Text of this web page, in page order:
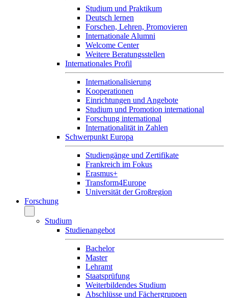
Studium und Praktikum
Deutsch lernen
Forschen, Lehren, Promovieren
Internationale Alumni
Welcome Center
Weitere Beratungsstellen
Internationales Profil
Internationalisierung
Kooperationen
Einrichtungen und Angebote
Studium und Promotion international
Forschung international
Internationalität in Zahlen
Schwerpunkt Europa
Studiengänge und Zertifikate
Frankreich im Fokus
Erasmus+
Transform4Europe
Universität der Großregion
Forschung
Studium
Studienangebot
Bachelor
Master
Lehramt
Staatsprüfung
Weiterbildendes Studium
Abschlüsse und Fächergruppen